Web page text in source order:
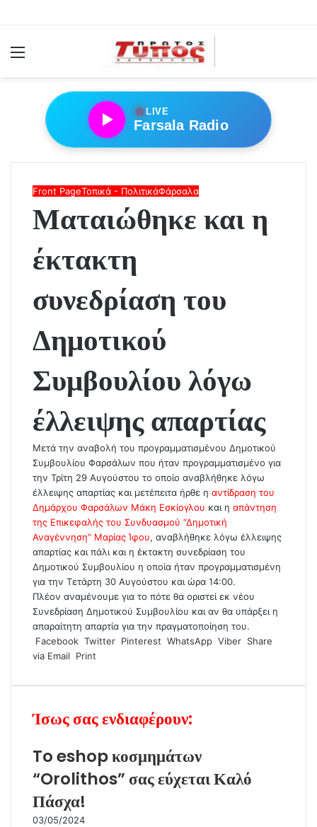
●LIVE
Farsala Radio
Front PageΤοπικά - ΠολιτικάΦάρσαλα
Ματαιώθηκε και η
έκτακτη
συνεδρίαση του
Δημοτικού
Συμβουλίου λόγω
έλλειψης απαρτίας
Μετά την αναβολή του προγραμματισμένου Δημοτικού
Συμβουλίου Φαρσάλων που ήταν προγραμματισμένο για
την Τρίτη 29 Αυγούστου το οποίο αναβλήθηκε λόγω
έλλειψης απαρτίας και μετέπειτα ήρθε η αντίδραση του
Δημάρχου Φαρσάλων Μάκη Εσκίογλου και η απάντηση
της Επικεφαλής του Συνδυασμού “Δημοτική
Αναγέννηση” Μαρίας Ίφου, αναβλήθηκε λόγω έλλειψης
απαρτίας και πάλι και η έκτακτη συνεδρίαση του
Δημοτικού Συμβουλίου η οποία ήταν προγραμματισμένη
για την Τετάρτη 30 Αυγούστου και ώρα 14:00.
Πλέον αναμένουμε για το πότε θα οριστεί εκ νέου
Συνεδρίαση Δημοτικού Συμβουλίου και αν θα υπάρξει η
απαραίτητη απαρτία για την πραγματοποίηση του.
Facebook Twitter Pinterest WhatsApp Viber Share
via Email
Print
Ίσως σας ενδιαφέρουν:
To eshop κοσμημάτων
“Orolithos” σας εύχεται Καλό
Πάσχα!
03/05/2024